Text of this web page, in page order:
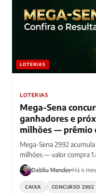
LOTERIAS
LOTERIAS
Mega-Sena
ganhadores e
milhões — prêmio
Pro Max
Mega-Sena 2992
milhões — valor compra
mensais no CDB
Dabliu Mendes Há 4
CAIXA CONCURSO 2992